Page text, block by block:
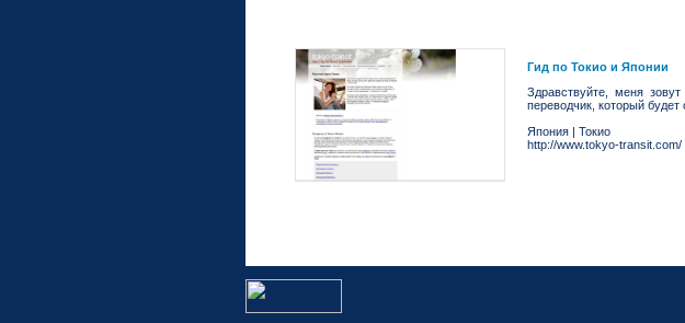
Гид по Токио и Японии
Здравствуйте, меня
переводчик, который
Япония | Токио
http://www.tokyo-transit.com/